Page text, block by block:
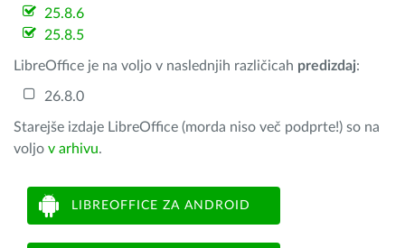
25.8.6
25.8.5
LibreOffice je na voljo v naslednjih različicah predizdaj:
26.8.0
Starejše izdaje LibreOffice (morda niso več podprte!) so na
voljo v arhivu.
LIBREOFFICE ZA ANDROID